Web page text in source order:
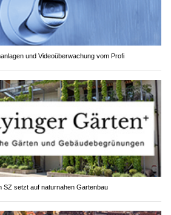
und Videoüberwachung vom Profi
SZ setzt auf naturnahen Gartenbau